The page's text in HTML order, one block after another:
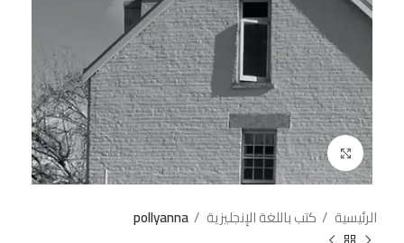
إضغط للتكبير
الرئيسية كتب باللغة الإنجليزية pollyanna